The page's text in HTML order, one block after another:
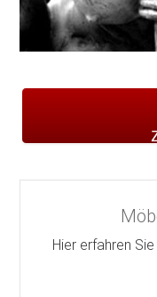
Hier erfahren